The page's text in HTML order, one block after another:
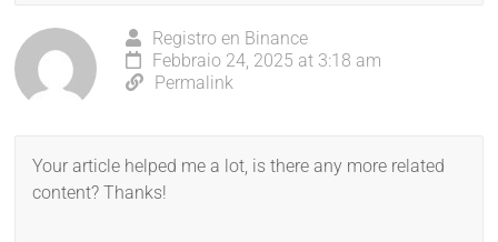
Registro en Binance
Febbraio 24, 2025 at 3:18 am
Permalink
Your article helped me a lot, is there any more related
content? Thanks!